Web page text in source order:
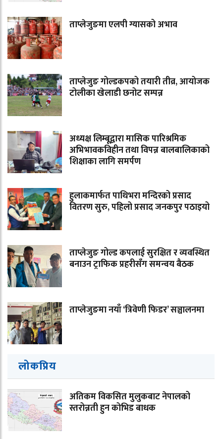
ताप्लेजुङमा एलपी ग्यासको अभाव
ताप्लेजुङ गोल्डकपको तयारी तीव्र, आयोजक
टोलीका खेलाडी छनोट सम्पन्न
अध्यक्ष लिम्बूद्वारा मासिक पारिश्रमिक
अभिभावकविहीन तथा विपन्न बालबालिकाको
शिक्षाका लागि समर्पण
हुलाकमार्फत पाथिभरा मन्दिरको प्रसाद
वितरण सुरु, पहिलो प्रसाद जनकपुर पठाइयो
ताप्लेजुङ गोल्ड कपलाई सुरक्षित र व्यवस्थित
बनाउन ट्राफिक प्रहरीसँग समन्वय बैठक
ताप्लेजुङमा नयाँ ‘त्रिवेणी फिडर’ सञ्चालनमा
लोकप्रिय
अतिकम विकसित मुलुकबाट नेपालको
स्तरोन्नती हुन कोभिड बाधक